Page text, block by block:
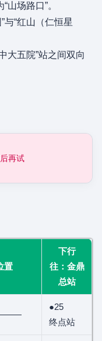
山场路口”。
与“红山（仁恒星
大五院”站之间双向
再试
置
下行
往：金鼎
总站
●25
终点站